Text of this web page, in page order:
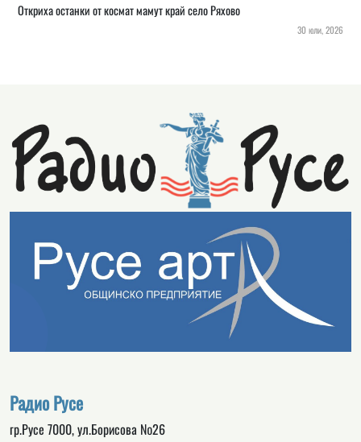
Откриха останки от космат мамут край село Ряхово
30 юли, 2026
Радио Русе
гр.Русе 7000, ул.Борисова №26